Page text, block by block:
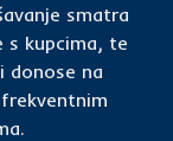
smatra
s kupcima, te
donose na